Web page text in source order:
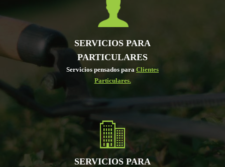
SERVICIOS PARA
PARTICULARES
Servicios pensados para Clientes
Particulares.
SERVICIOS PARA